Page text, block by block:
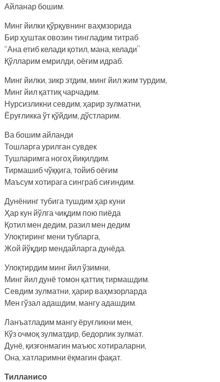
Айланар бошим.
Минг йилки қўрқувнинг ваҳмзорида
Бир ҳуштак овозин тингладим титраб
“Ана етиб келади қотил, мана, келади”
Қўлларим емрилди, оёғим идраб.
Минг йилки, зикр этдим, минг йил жим турдим,
Минг йил қаттиқ чарчадим.
Нурсизликни севдим, ҳарир зулматни,
Ёруғликка ўт қўйдим, дўстларим.
Ва бошим айланди
Тошларга урилган сувдек
Тушларимга ногоҳ йиқилдим.
Тирмашиб чўққига, тойиб оёғим
Маъсум хотирага синграб сиғиндим.
Дунёнинг тубига тушдим ҳар куни
Ҳар кун йўлга чиқдим пою пиёда
Қотил мен дедим, разил мен дедим
Улоқтиринг мени тубларга,
Жой йўқдир мендайларга дунёда.
Улоқтирдим минг йил ўзимни,
Минг йил дунё томон қаттиқ тирмашдим.
Севдим зулматни, ҳарир ваҳмзорларда
Мен гўзал адашдим, мангу адашдим.
Ланъатладим мангу ёруғликни мен,
Кўз очмоқ зулматдир, бедорлик зулмат.
Дунё, қизғонмагин маъюс хотираларни,
Она, хатларимни ёқмагин фақат.
Тилланисо